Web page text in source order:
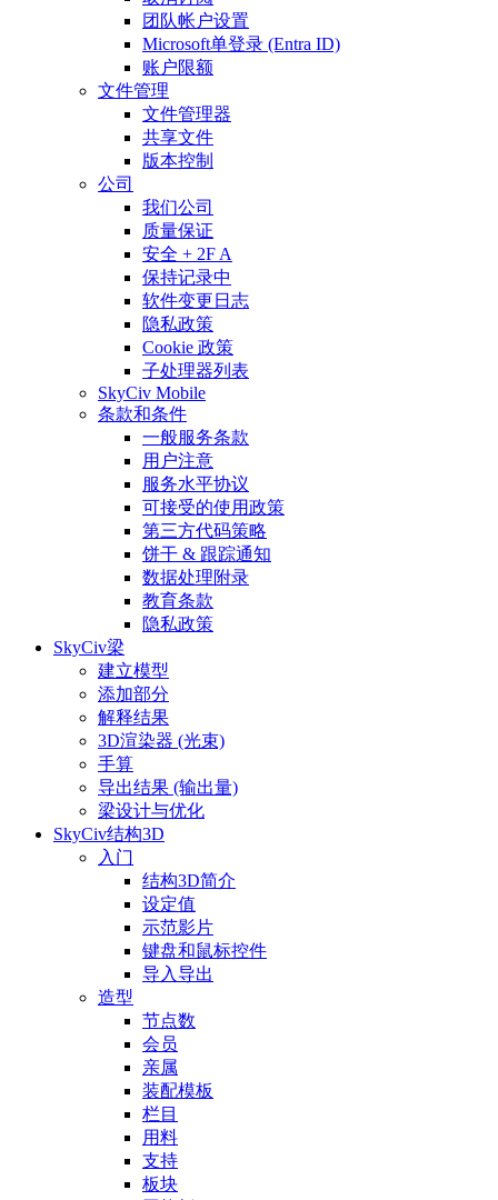
团队帐户设置
Microsoft单登录 (Entra ID)
账户限额
文件管理
文件管理器
共享文件
版本控制
公司
我们公司
质量保证
安全 + 2F A
保持记录中
软件变更日志
隐私政策
Cookie 政策
子处理器列表
SkyCiv Mobile
条款和条件
一般服务条款
用户注意
服务水平协议
可接受的使用政策
第三方代码策略
饼干 & 跟踪通知
数据处理附录
教育条款
隐私政策
SkyCiv梁
建立模型
添加部分
解释结果
3D渲染器 (光束)
手算
导出结果 (输出量)
梁设计与优化
SkyCiv结构3D
入门
结构3D简介
设定值
示范影片
键盘和鼠标控件
导入导出
造型
节点数
会员
亲属
装配模板
栏目
用料
支持
板块